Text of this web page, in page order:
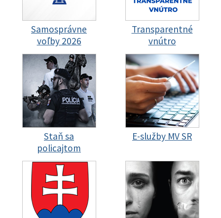
Samosprávne
voľby 2026
Transparentné
vnútro
Staň sa
policajtom
E-služby MV SR